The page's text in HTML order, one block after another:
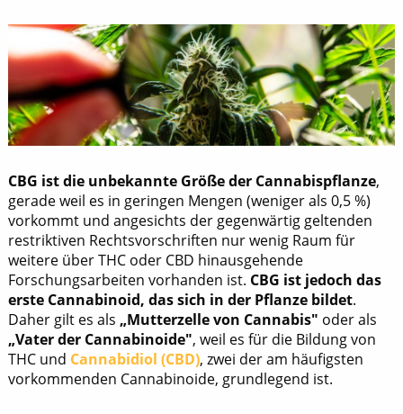
CBG ist die unbekannte Größe der Cannabispflanze,
gerade weil es in geringen Mengen (weniger als 0,5 %)
vorkommt und angesichts der gegenwärtig geltenden
restriktiven Rechtsvorschriften nur wenig Raum für
weitere über THC oder CBD hinausgehende
Forschungsarbeiten vorhanden ist. CBG ist jedoch das
erste Cannabinoid, das sich in der Pflanze bildet.
Daher gilt es als „Mutterzelle von Cannabis" oder als
„Vater der Cannabinoide", weil es für die Bildung von
THC und Cannabidiol (CBD), zwei der am häufigsten
vorkommenden Cannabinoide, grundlegend ist.